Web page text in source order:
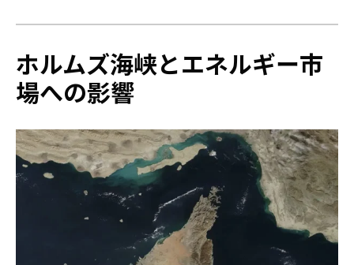
ホルムズ海峡とエネルギー市
場への影響